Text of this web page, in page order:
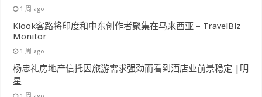
1 周 ago
Klook客路将印度和中东创作者聚集在马来西亚 – TravelBiz
Monitor
1 周 ago
杨忠礼房地产信托因旅游需求强劲而看到酒店业前景稳定 |明
星